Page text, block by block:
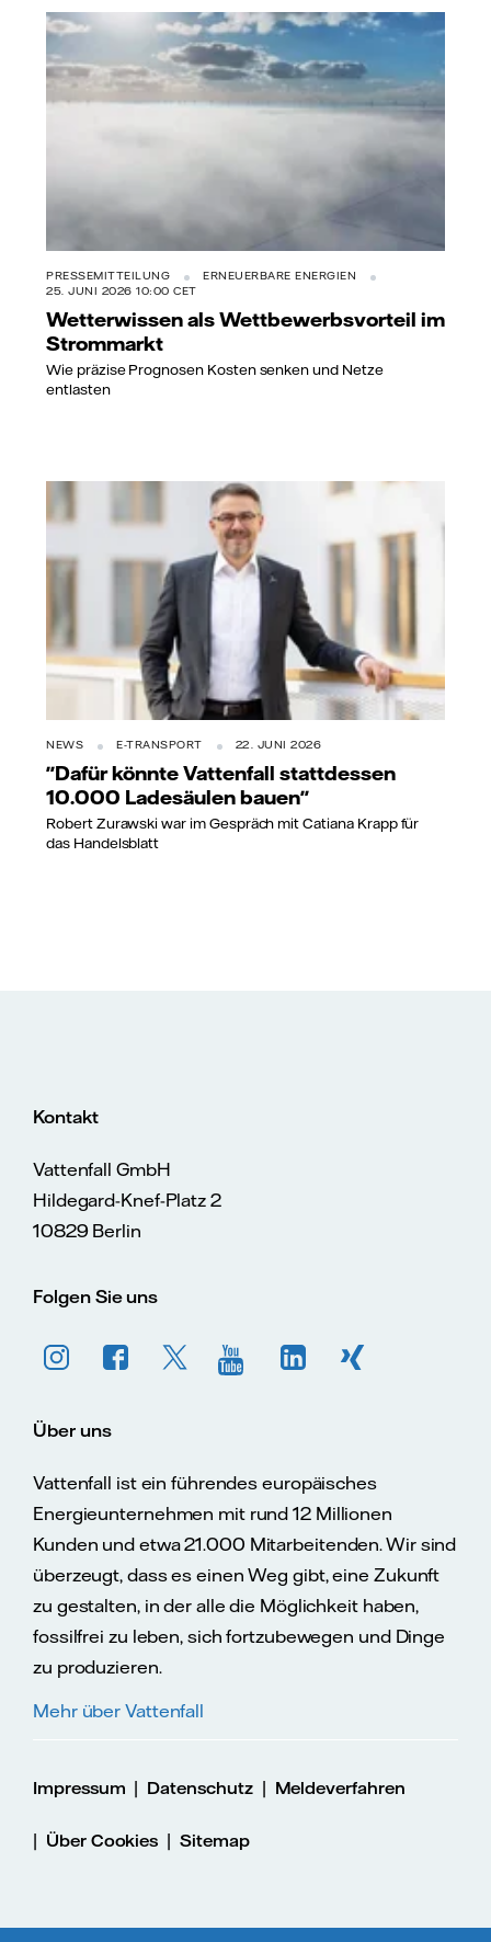
PRESSEMITTEILUNG
ERNEUERBARE ENERGIEN
25. JUNI 2026 10:00 CET
Wetterwissen als Wettbewerbsvorteil im
Strommarkt
Wie präzise Prognosen Kosten senken und Netze
entlasten
NEWS E-TRANSPORT 22. JUNI 2026
"Dafür könnte Vattenfall stattdessen
10.000 Ladesäulen bauen"
Robert Zurawski war im Gespräch mit Catiana Krapp für
das Handelsblatt
Kontakt
Vattenfall GmbH
Hildegard-Knef-Platz 2
10829 Berlin
Folgen Sie uns
Über uns
Vattenfall ist ein führendes europäisches
Energieunternehmen mit rund 12 Millionen
Kunden und etwa 21.000 Mitarbeitenden. Wir sind
überzeugt, dass es einen Weg gibt, eine Zukunft
zu gestalten, in der alle die Möglichkeit haben,
fossilfrei zu leben, sich fortzubewegen und Dinge
zu produzieren.
Mehr über Vattenfall
Impressum | Datenschutz| Meldeverfahren
| Über Cookies |Sitemap